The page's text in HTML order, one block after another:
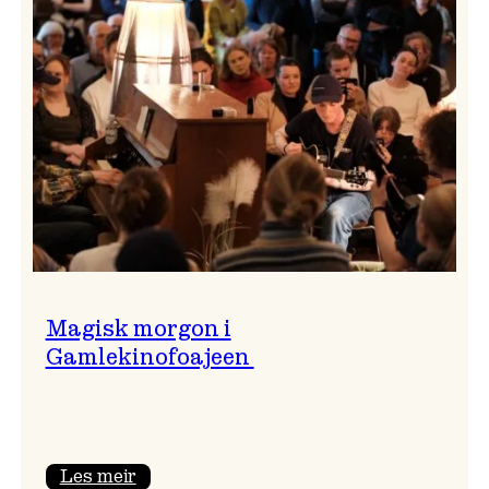
of
ULD
Magisk morgon i
Gamlekinofoajeen
Les meir: